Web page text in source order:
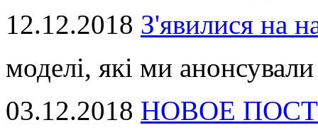
12.12.2018 З'явилися на
моделі, які ми
03.12.2018 НОВОЕ